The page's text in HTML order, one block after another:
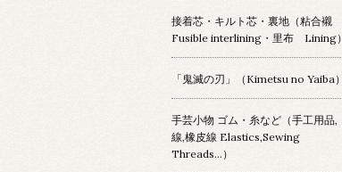
接着芯・キルト芯・裏地（粘合襯
Fusible interlining・里布 Lining）
「鬼滅の刃」（Kimetsu no Yaiba）
手芸小物 ゴム・糸など（手工用品,
線,橡皮線 Elastics,Sewing
Threads...）